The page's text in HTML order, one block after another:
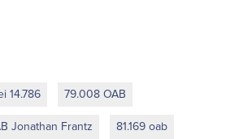
14.786 79.008 OAB
Jonathan Frantz 81.169 oab